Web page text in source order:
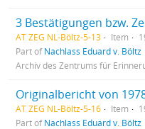
AT ZEG NL-Böltz-5-13 Item
Part ofNachlass Eduard v. Böltz
Archiv des Zentrums für
AT ZEG NL-Böltz-5-16 Item
Part ofNachlass Eduard v. Böltz